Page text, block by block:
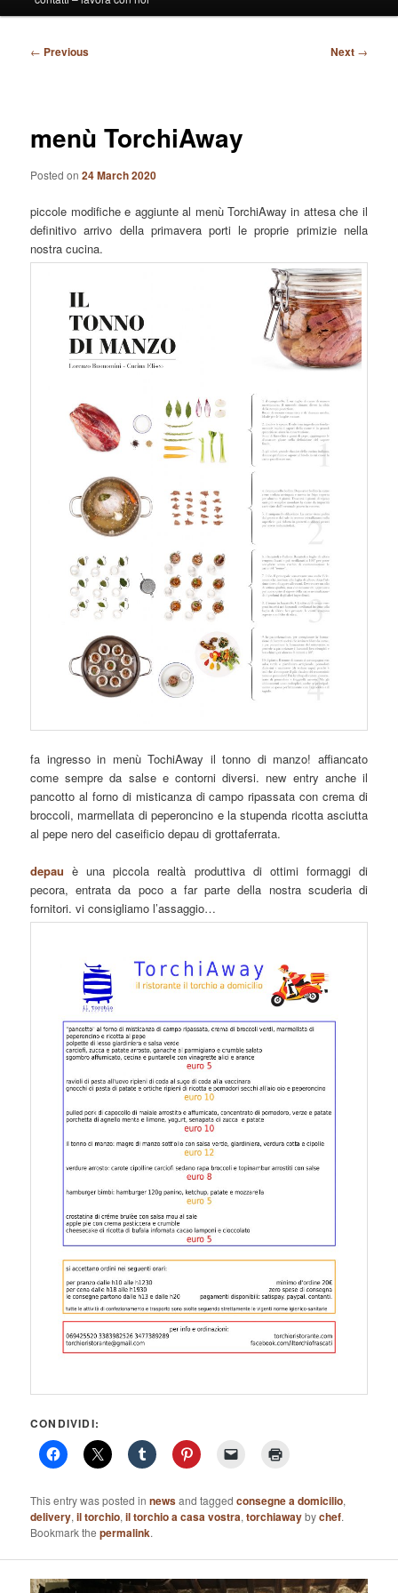
Post
← Previous Next →
menù TorchiAway
Posted on24 March 2020
piccole modifiche e aggiunte al menù TorchiAway in attesa che il
definitivo arrivo della primavera porti le proprie primizie nella
nostra cucina.
fa ingresso in menù TochiAway il tonno di manzo! affiancato
come sempre da salse e contorni diversi. new entry anche il
pancotto al forno di misticanza di campo ripassata con crema di
broccoli, marmellata di peperoncino e la stupenda ricotta asciutta
al pepe nero del caseificio depau di grottaferrata.
depau è una piccola realtà produttiva di ottimi formaggi di
pecora, entrata da poco a far parte della nostra scuderia di
fornitori. vi consigliamo l’assaggio…
CONDIVIDI:
This entry was posted innewsand taggedconsegne a domicilio,
delivery,il torchio,il torchio a casa vostra,torchiawaybychef.
Bookmark thepermalink.